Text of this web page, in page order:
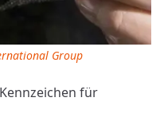
für
Group